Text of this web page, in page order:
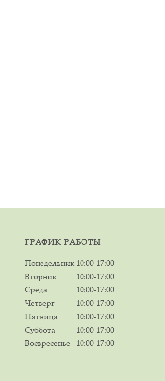
ГРАФИК РАБОТЫ
Понедельник 10:00-17:00
Вторник
10:00-17:00
Среда
10:00-17:00
Четверг
10:00-17:00
Пятница
10:00-17:00
Суббота
10:00-17:00
Воскресенье
10:00-17:00